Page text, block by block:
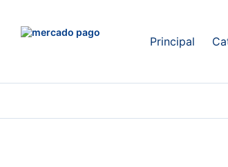
Principal